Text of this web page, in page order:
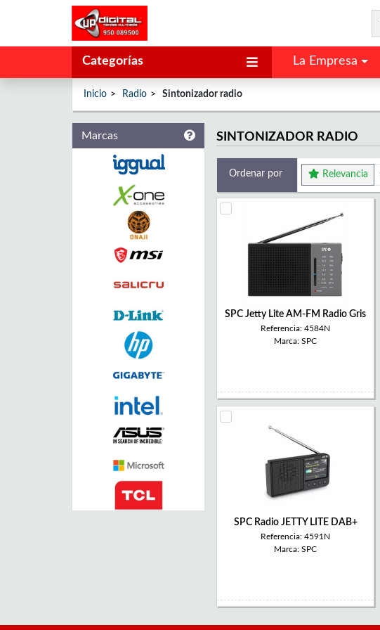
Categorías La Empresa
Inicio Radio Sintonizador radio
Marcas SINTONIZADOR RADIO
Ordenar por Relevancia
SPC Jetty Lite AM-FM Radio Gris
Referencia: 4584N
Marca: SPC
SPC Radio JETTY LITE DAB+
Referencia: 4591N
Marca: SPC